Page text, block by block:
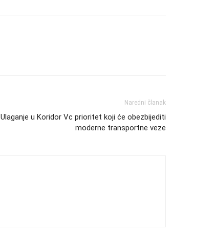
Naredni članak
Ulaganje u Koridor Vc prioritet koji će obezbijediti
moderne transportne veze